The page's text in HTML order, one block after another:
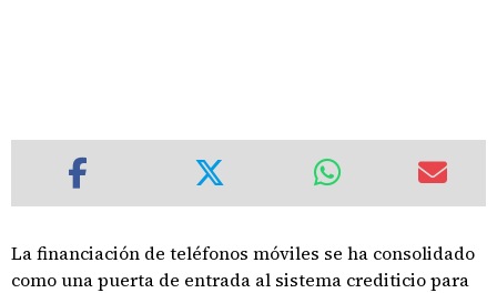
La financiación de teléfonos móviles se ha consolidado
como una puerta de entrada al sistema crediticio para